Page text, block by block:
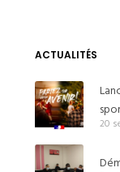
ACTUALITÉS
20